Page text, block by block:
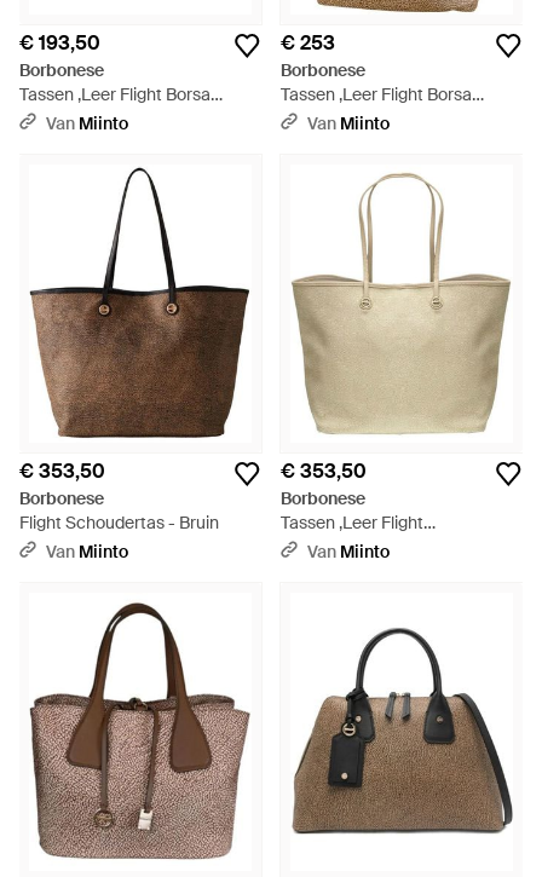
€ 193,50
Borbonese
Tassen ,Leer Flight Borsa
Shopping S - Bruin
Van Miinto
€ 253
Borbonese
Tassen ,Leer Flight Borsa
Shopping M - Bruin
Van Miinto
€ 353,50
Borbonese
Flight Schoudertas - Bruin
Van Miinto
€ 353,50
Borbonese
Tassen ,Leer Flight
Schoudertas - Naturel
Van Miinto